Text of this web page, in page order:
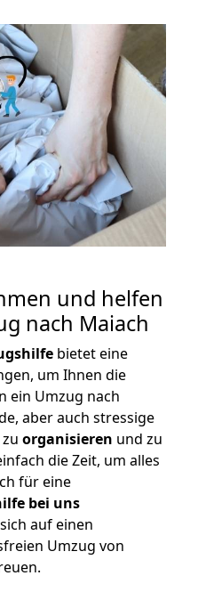
und helfen
nach Maiach
bietet eine
um Ihnen die
ein Umzug nach
aber auch stressige
organisieren und zu
die Zeit, um alles
für eine
bei uns
auf einen
Umzug von